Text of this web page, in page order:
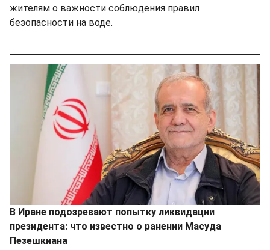
жителям о важности соблюдения правил
безопасности на воде.
В Иране подозревают попытку ликвидации
президента: что известно о ранении Масуда
Пезешкиана